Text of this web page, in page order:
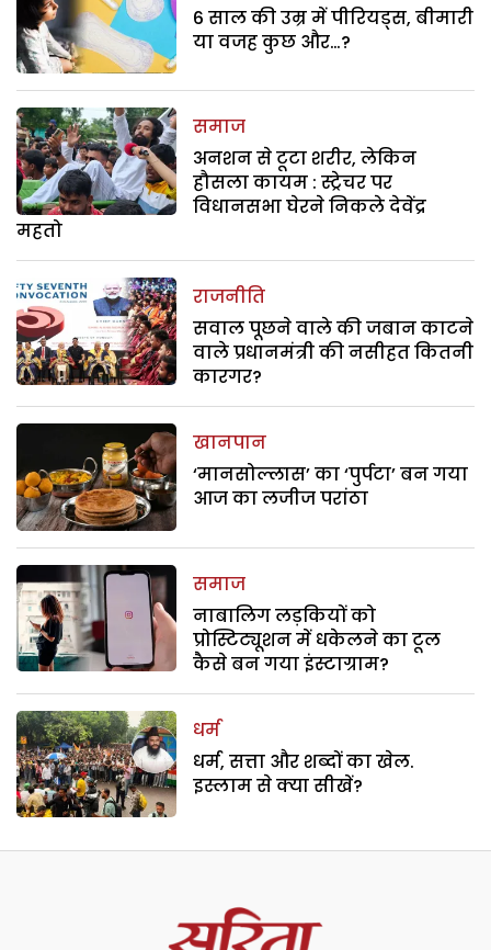
6 साल की उम्र में पीरियड्स, बीमारी
या वजह कुछ और…?
समाज
अनशन से टूटा शरीर, लेकिन
हौसला कायम : स्ट्रेचर पर
विधानसभा घेरने निकले देवेंद्र
महतो
राजनीति
सवाल पूछने वाले की जबान काटने
वाले प्रधानमंत्री की नसीहत कितनी
कारगर?
खानपान
‘मानसोल्लास’ का ‘पुर्पटा’ बन गया
आज का लजीज परांठा
समाज
नाबालिग लड़कियों को
प्रोस्टिट्यूशन में धकेलने का टूल
कैसे बन गया इंस्टाग्राम?
धर्म
धर्म, सत्ता और शब्दों का खेल.
इस्लाम से क्या सीखें?